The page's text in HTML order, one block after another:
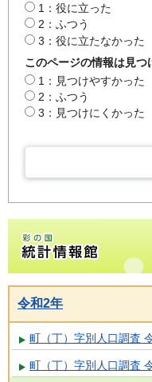
1：役に立った
2：ふつう
3：役に立たなかった
このページの情報は見つ
1：見つけやすかった
2：ふつう
3：見つけにくかった
彩の国
令和2年
町（丁）字別人口調査
町（丁）字別人口調査